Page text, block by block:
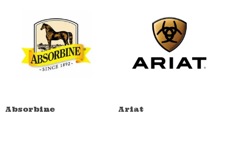
Absorbine Ariat